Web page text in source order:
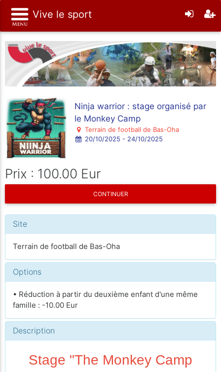
Vive le sport
Ninja warrior : stage organisé par
le Monkey Camp
Terrain de football de Bas-Oha
20/10/2025 - 24/10/2025
Prix : 100.00 Eur
CONTINUER
Site
Terrain de football de Bas-Oha
Options
• Réduction à partir du deuxième enfant d'une même
famille : -10.00 Eur
Description
Stage "The Monkey Camp